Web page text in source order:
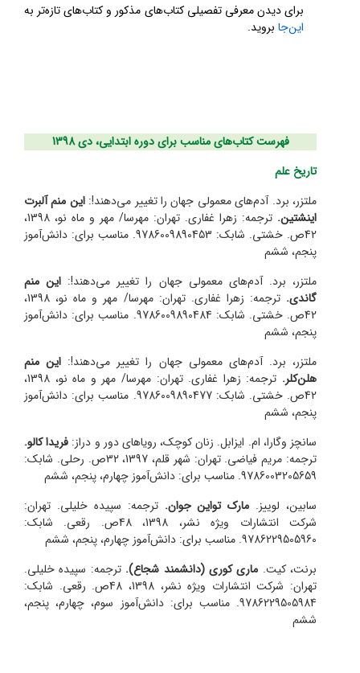
برای دیدن معرفی تفصیلی کتاب‌های مذکور و کتاب‌های تازه‌تر به
این‌جا بروید.
فهرست کتاب‌های مناسب برای دوره ابتدایی، دی 1398
تاریخ علم
ملتزر، برد. آدم‌های معمولی جهان را تغییر می‌دهند!:این منم آلبرت
اینشتین.
ترجمه: زهرا غفاری. تهران: مهرسا/ مهر و ماه نو، 1398،
42ص. خشتی. شابک: 9786009890453. مناسب برای: دانش‌آموز
پنجم، ششم
ملتزر، برد. آدم‌های معمولی جهان را تغییر می‌دهند!: این منم
گاندی.
ترجمه: زهرا غفاری. تهران: مهرسا/ مهر و ماه نو، 1398،
42ص. خشتی. شابک: 9786009890484. مناسب برای: دانش‌آموز
پنجم، ششم
ملتزر، برد. آدم‌های معمولی جهان را تغییر می‌دهند!: این منم
هلن‌كلر.
ترجمه: زهرا غفاری. تهران: مهرسا/ مهر و ماه نو، 1398،
42ص. خشتی. شابک: 9786009890477. مناسب برای: دانش‌آموز
پنجم، ششم
سانچز وگارا، ام. ایزابل. زنان کوچک، رویاهای دور و دراز: فریدا کالو.
ترجمه: مریم فیاضی. تهران: شهر قلم، 1397، 32ص. رحلی. شابک:
9786003205659. مناسب برای: دانش‌آموز چهارم، پنجم، ششم
سابین، لوییز. مارک تواین جوان.ترجمه: سپیده خلیلی. تهران:
شرکت انتشارات ویژه نشر، 1398، 48ص. رقعی. شابک:
9786229505960. مناسب برای: دانش‌آموز چهارم، پنجم، ششم
برنت، کیت. ماری کوری (دانشمند شجاع).ترجمه: سپیده خلیلی.
تهران: شرکت انتشارات ویژه نشر، 1398، 48ص. رقعی. شابک:
9786229505984. مناسب برای: دانش‌آموز سوم، چهارم، پنجم،
ششم